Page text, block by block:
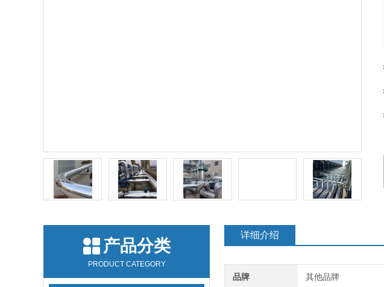
详细介绍
品牌 其他品牌
产品分类
PRODUCT CATEGORY